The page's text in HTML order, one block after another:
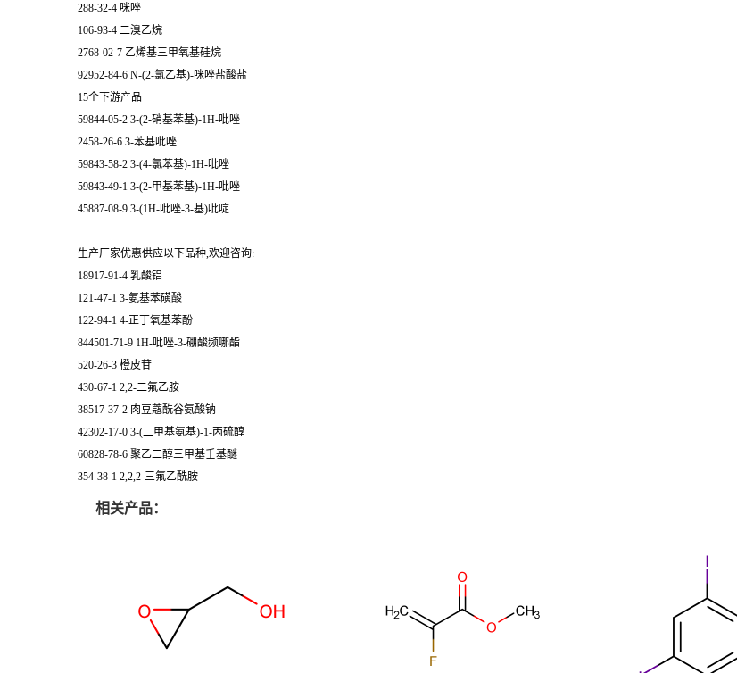
288-32-4 咪唑
106-93-4 二溴乙烷
2768-02-7 乙烯基三甲氧基硅烷
92952-84-6 N-(2-氯乙基)-咪唑盐酸盐
15个下游产品
59844-05-2 3-(2-硝基苯基)-1H-吡唑
2458-26-6 3-苯基吡唑
59843-58-2 3-(4-氯苯基)-1H-吡唑
59843-49-1 3-(2-甲基苯基)-1H-吡唑
45887-08-9 3-(1H-吡唑-3-基)吡啶
生产厂家优惠供应以下品种,欢迎咨询:
18917-91-4 乳酸铝
121-47-1 3-氨基苯磺酸
122-94-1 4-正丁氧基苯酚
844501-71-9 1H-吡唑-3-硼酸频哪酯
520-26-3 橙皮苷
430-67-1 2,2-二氟乙胺
38517-37-2 肉豆蔻酰谷氨酸钠
42302-17-0 3-(二甲基氨基)-1-丙硫醇
60828-78-6 聚乙二醇三甲基壬基醚
354-38-1 2,2,2-三氟乙酰胺
相关产品：